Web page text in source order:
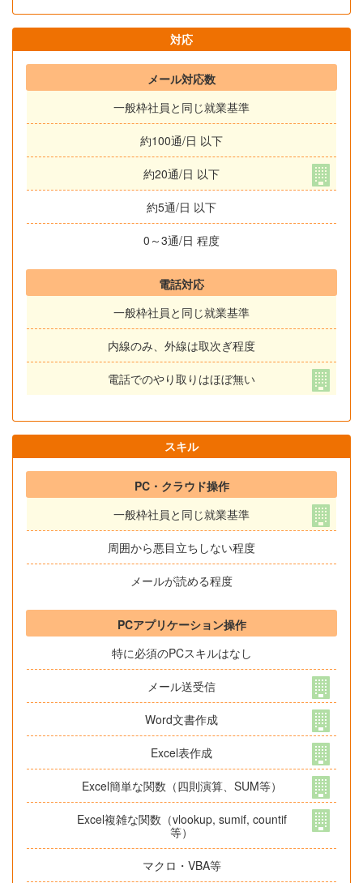
対応
メール対応数
一般枠社員と同じ就業基準
約100通/日 以下
約20通/日 以下
約5通/日 以下
0～3通/日 程度
電話対応
一般枠社員と同じ就業基準
内線のみ、外線は取次ぎ程度
電話でのやり取りはほぼ無い
スキル
PC・クラウド操作
一般枠社員と同じ就業基準
周囲から悪目立ちしない程度
メールが読める程度
PCアプリケーション操作
特に必須のPCスキルはなし
メール送受信
Word文書作成
Excel表作成
Excel簡単な関数（四則演算、SUM等）
Excel複雑な関数（vlookup, sumif, countif
等）
マクロ・VBA等